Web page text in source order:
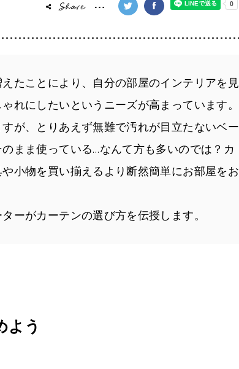
たことにより、自分の部屋のインテリアを見
れにしたいというニーズが高まっています。
が、とりあえず無難で汚れが目立たないベー
まま使っている…なんて方も多いのでは？カ
小物を買い揃えるより断然簡単にお部屋をお
ーがカーテンの選び方を伝授します。
よう